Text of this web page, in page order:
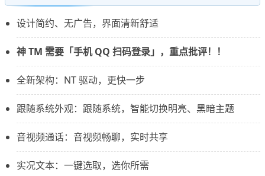
设计简约、无广告，界面清新舒适
神 TM 需要「手机 QQ 扫码登录」，重点批评！！
全新架构：NT 驱动，更快一步
跟随系统外观：跟随系统，智能切换明亮、黑暗主题
音视频通话：音视频畅聊，实时共享
实况文本：一键选取，选你所需